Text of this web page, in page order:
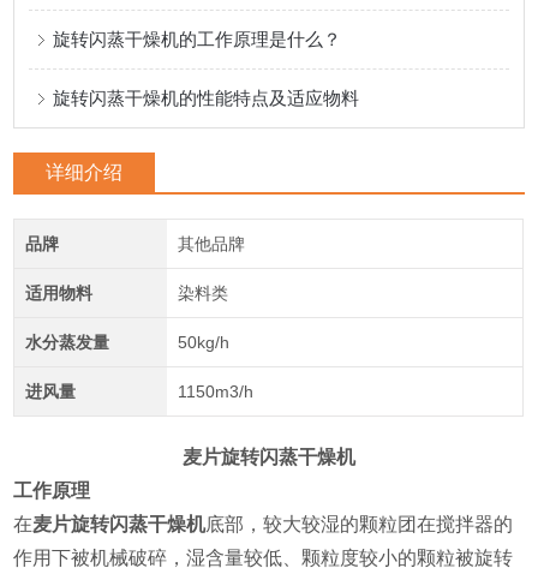
旋转闪蒸干燥机的工作原理是什么？
旋转闪蒸干燥机的性能特点及适应物料
详细介绍
品牌 其他品牌
适用物料 染料类
水分蒸发量 50kg/h
进风量 1150m3/h
麦片旋转闪蒸干燥机
工作原理
在麦片旋转闪蒸干燥机底部，较大较湿的颗粒团在搅拌器的
作用下被机械破碎，湿含量较低、颗粒度较小的颗粒被旋转